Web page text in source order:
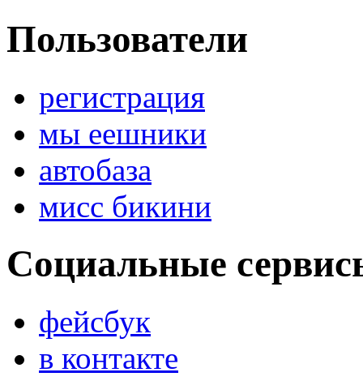
Пользователи
регистрация
мы еешники
автобаза
мисс бикини
Социальные
фейсбук
в контакте